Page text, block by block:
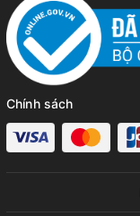
Chính sách